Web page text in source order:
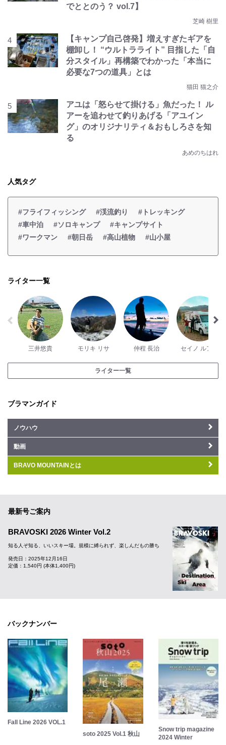
でととのう？ vol.7】
芝崎 樹里
【キャンプ自己啓発】増えすぎたギアを
棚卸し！ “ウルトラライト” 目指した「自
分スタイル」再構築でわかった「本当に
必要な7つの道具」とは
猫田 猫之介
アユは「怒らせて掛ける」魚だった！ ル
アーを追わせて釣りあげる「アユイン
グ」のオリジナリティ＆おもしろさを知
る
あめのちはれ
人気タグ
#フライフィッシング #渓流釣り
#トレッキング
#車中泊
#ソロキャンプ
#キャンプサイト
#ワークマン
#朝日岳 #高山植物 #山小屋
ライター一覧
三井悠貴 モリキ リサ 仲程 長治 セイノ ルアナ
ライター一覧
ブラマンガイド
ノウハウ
動画
BRAVO MOUNTAINとは
最新号ご案内
BRAVOSKI 2026 Winter Vol.2
知る人ぞ知る、いいスキー場。規模に縛られず、楽しんだもの勝ち
発売日：2025年12月16日
定価：1,540円 (本体1,400円)
バックナンバー
Fall Line 2026 VOL.1
soto 2025 Vol.1 秋山
Snow trip magazine
2024 Winter